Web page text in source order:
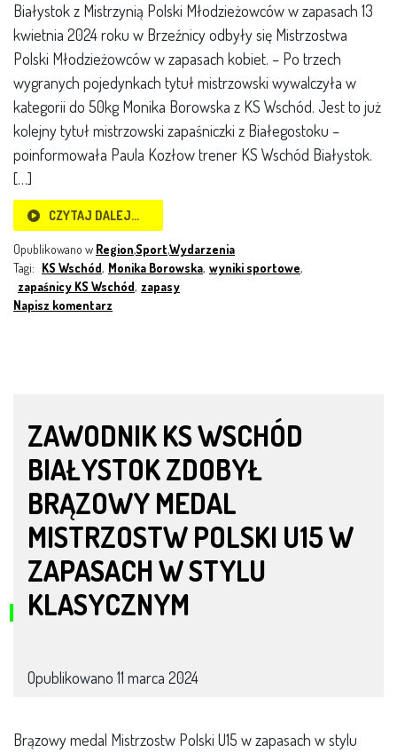
Białystok z Mistrzynią Polski Młodzieżowców w zapasach 13
kwietnia 2024 roku w Brzeźnicy odbyły się Mistrzostwa
Polski Młodzieżowców w zapasach kobiet. – Po trzech
wygranych pojedynkach tytuł mistrzowski wywalczyła w
kategorii do 50kg Monika Borowska z KS Wschód. Jest to już
kolejny tytuł mistrzowski zapaśniczki z Białegostoku –
poinformowała Paula Kozłow trener KS Wschód Białystok.
[…]
CZYTAJ DALEJ…
Opublikowano w Region,Sport,Wydarzenia
Tagi: KS Wschód, Monika Borowska, wyniki sportowe,
zapaśnicy KS Wschód, zapasy
Napisz komentarz
ZAWODNIK KS WSCHÓD
BIAŁYSTOK ZDOBYŁ
BRĄZOWY MEDAL
MISTRZOSTW POLSKI U15 W
ZAPASACH W STYLU
KLASYCZNYM
Opublikowano 11 marca 2024
Brązowy medal Mistrzostw Polski U15 w zapasach w stylu